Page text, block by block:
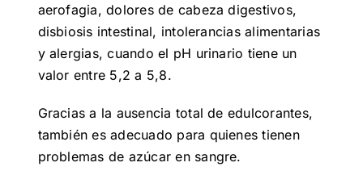
aerofagia, dolores de cabeza digestivos,
disbiosis intestinal, intolerancias alimentarias
y alergias, cuando el pH urinario tiene un
valor entre 5,2 a 5,8.
Gracias a la ausencia total de edulcorantes,
también es adecuado para quienes tienen
problemas de azúcar en sangre.